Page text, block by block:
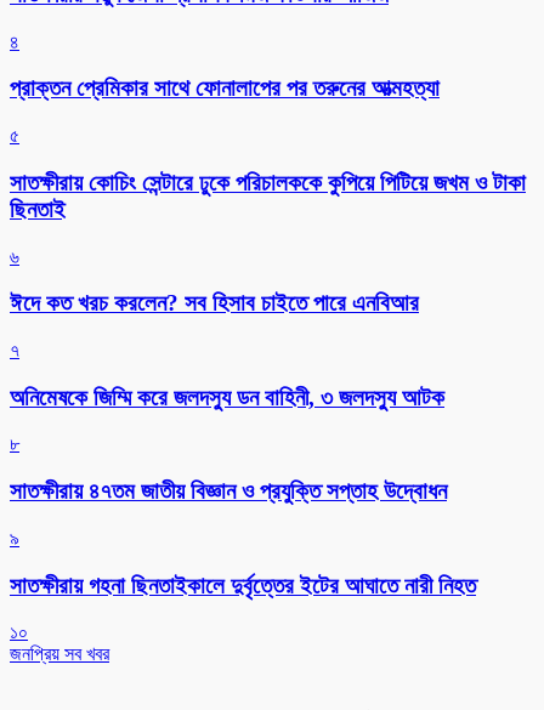
৪
প্রাক্তন প্রেমিকার সাথে ফোনালাপের পর তরুনের আত্মহত্যা
৫
সাতক্ষীরায় কোচিং সেন্টারে ঢুকে পরিচালককে কুপিয়ে পিটিয়ে জখম ও টাকা
ছিনতাই
৬
ঈদে কত খরচ করলেন? সব হিসাব চাইতে পারে এনবিআর
৭
অনিমেষকে জিম্মি করে জলদস্যু ডন বাহিনী, ৩ জলদস্যু আটক
৮
সাতক্ষীরায় ৪৭তম জাতীয় বিজ্ঞান ও প্রযুক্তি সপ্তাহ উদ্বোধন
৯
সাতক্ষীরায় গহনা ছিনতাইকালে দুর্বৃত্তের ইটের আঘাতে নারী নিহত
১০
জনপ্রিয় সব খবর